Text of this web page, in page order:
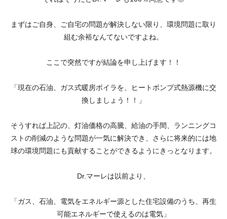
まずはご自身、ご自宅の問題が解決しない限り、環境問題に取り
組む余裕なんてないですよね。
ここで突然ですが結論を申し上げます！！
「現在の石油、ガス式暖房ボイラを、ヒートポンプ式熱源機に交
換しましょう！！」
そうすれば上記の、灯油価格の高騰、給油の手間、ランニングコ
ストの削減のような問題が一気に解決でき、さらに将来的には地
球の環境問題にも貢献することができるようにきっとなります。
Dr.マーレは以前より、
「ガス、石油、電気をエネルギー源とした住宅設備のうち、再生
可能エネルギーで使えるのは電気」